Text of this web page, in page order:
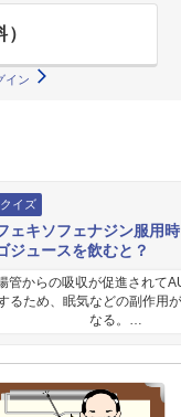
イン
クイズ
ェキソフェナジン服用
ジュースを飲むと？
管からの吸収が促進されて
るため、眠気などの副作用
なる。…